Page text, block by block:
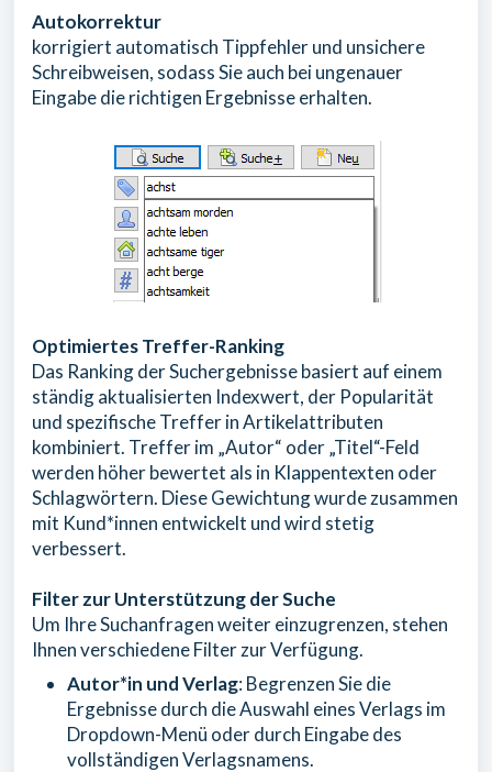
Autokorrektur
korrigiert automatisch Tippfehler und unsichere
Schreibweisen, sodass Sie auch bei ungenauer
Eingabe die richtigen Ergebnisse erhalten.
Optimiertes Treffer-Ranking
Das Ranking der Suchergebnisse basiert auf einem
ständig aktualisierten Indexwert, der Popularität
und spezifische Treffer in Artikelattributen
kombiniert. Treffer im „Autor“ oder „Titel“-Feld
werden höher bewertet als in Klappentexten oder
Schlagwörtern. Diese Gewichtung wurde zusammen
mit Kund*innen entwickelt und wird stetig
verbessert.
Filter zur Unterstützung der Suche
Um Ihre Suchanfragen weiter einzugrenzen, stehen
Ihnen verschiedene Filter zur Verfügung.
Autor*in und Verlag: Begrenzen Sie die
Ergebnisse durch die Auswahl eines Verlags im
Dropdown-Menü oder durch Eingabe des
vollständigen Verlagsnamens.